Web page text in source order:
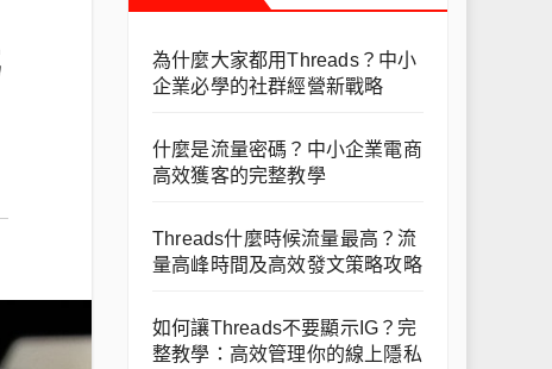
為什麼大家都用Threads？中小
企業必學的社群經營新戰略
什麼是流量密碼？中小企業電商
高效獲客的完整教學
Threads什麼時候流量最高？流
量高峰時間及高效發文策略攻略
如何讓Threads不要顯示IG？完
整教學：高效管理你的線上隱私